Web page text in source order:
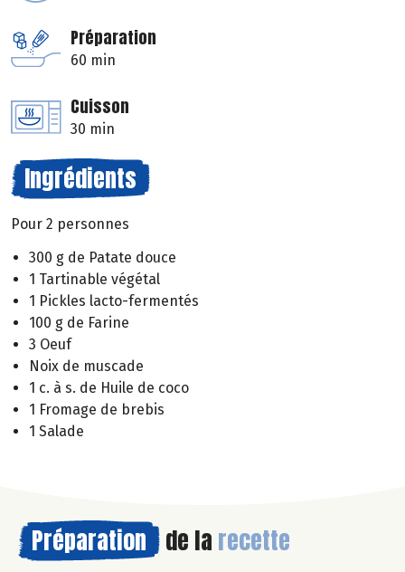
Préparation
60 min
Cuisson
30 min
Ingrédients
Pour 2 personnes
300 g de Patate douce
1 Tartinable végétal
1 Pickles lacto-fermentés
100 g de Farine
3 Oeuf
Noix de muscade
1 c. à s. de Huile de coco
1 Fromage de brebis
1 Salade
Préparation de la recette